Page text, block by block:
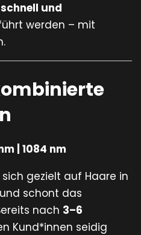
schnell und
werden – mit
| 1084 nm
gezielt auf Haare in
schont das
nach 3–6
Kund*innen seidig